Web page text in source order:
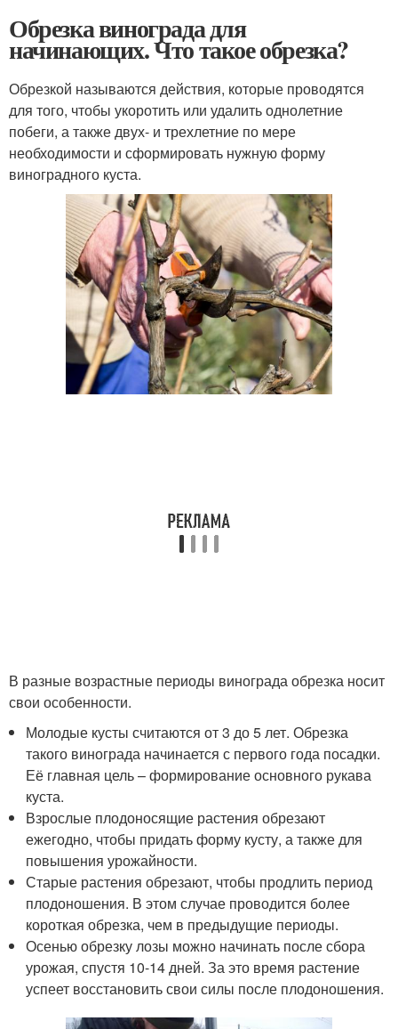
Обрезка винограда для
начинающих. Что такое обрезка?
Обрезкой называются действия, которые проводятся
для того, чтобы укоротить или удалить однолетние
побеги, а также двух- и трехлетние по мере
необходимости и сформировать нужную форму
виноградного куста.
В разные возрастные периоды винограда обрезка носит
свои особенности.
Молодые кусты считаются от 3 до 5 лет. Обрезка
такого винограда начинается с первого года посадки.
Её главная цель – формирование основного рукава
куста.
Взрослые плодоносящие растения обрезают
ежегодно, чтобы придать форму кусту, а также для
повышения урожайности.
Старые растения обрезают, чтобы продлить период
плодоношения. В этом случае проводится более
короткая обрезка, чем в предыдущие периоды.
Осенью обрезку лозы можно начинать после сбора
урожая, спустя 10-14 дней. За это время растение
успеет восстановить свои силы после плодоношения.